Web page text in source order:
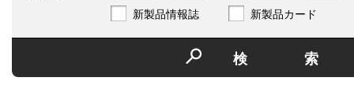
新製品情報誌
新製品カード
検